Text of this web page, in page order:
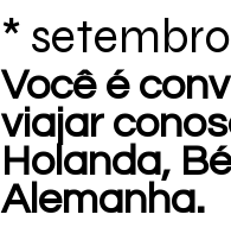
*
Você é
viajar
Holanda,
Alemanha.